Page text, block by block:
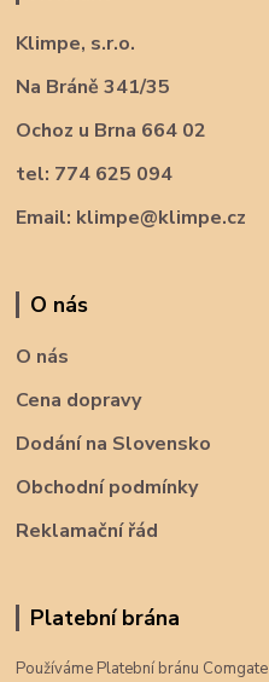
Klimpe, s.r.o.
Na Bráně 341/35
Ochoz u Brna 664 02
tel: 774 625 094
Email: klimpe@klimpe.cz
O nás
O nás
Cena dopravy
Dodání na Slovensko
Obchodní podmínky
Reklamační řád
Platební brána
Používáme Platební bránu Comgate